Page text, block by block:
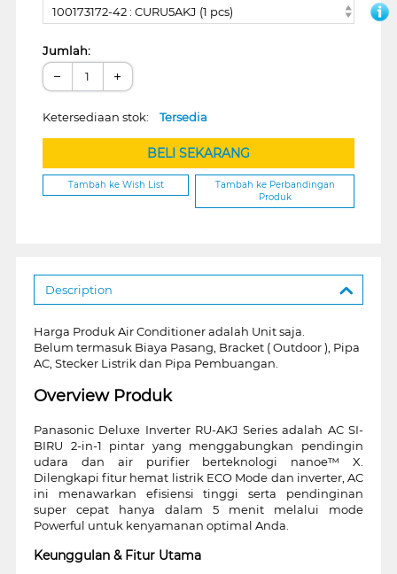
100173172-42 : CURU5AKJ (1 pcs)
Jumlah:
− +
Ketersediaan stok: Tersedia
BELI SEKARANG
Tambah ke Wish List
Tambah ke Perbandingan
Produk
Description
Harga Produk Air Conditioner adalah Unit saja.
Belum termasuk Biaya Pasang, Bracket ( Outdoor ), Pipa
AC, Stecker Listrik dan Pipa Pembuangan.
Overview Produk
Panasonic Deluxe Inverter RU-AKJ Series adalah AC SI-
BIRU 2-in-1 pintar yang menggabungkan pendingin
udara dan air purifier berteknologi nanoe™ X.
Dilengkapi fitur hemat listrik ECO Mode dan inverter, AC
ini menawarkan efisiensi tinggi serta pendinginan
super cepat hanya dalam 5 menit melalui mode
Powerful untuk kenyamanan optimal Anda.
Keunggulan & Fitur Utama